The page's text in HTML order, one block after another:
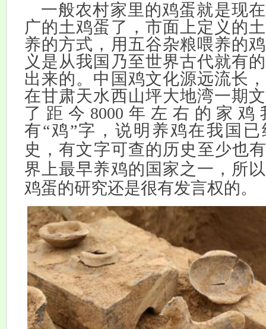
一般农村家里的鸡蛋就是现
广的土鸡蛋了，市面上定义的
养的方式，用五谷杂粮喂养的
义是从我国乃至世界古代就有
出来的。中国鸡文化源远流长
在甘肃天水西山坪大地湾一期
了距今 8000 年左右的家鸡
有“鸡”字，说明养鸡在我国
史，有文字可查的历史至少也
界上最早养鸡的国家之一， 所
鸡蛋的研究还是很有发言权的。